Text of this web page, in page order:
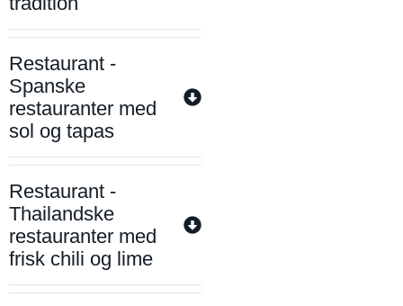
Restaurant -
Spanske
restauranter med
sol og tapas
Restaurant -
Thailandske
restauranter med
frisk chili og lime